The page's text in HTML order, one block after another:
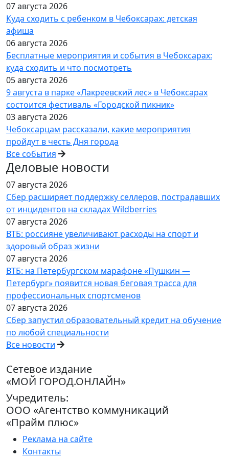
07 августа 2026
Куда сходить с ребенком в Чебоксарах: детская
афиша
06 августа 2026
Бесплатные мероприятия и события в Чебоксарах:
куда сходить и что посмотреть
05 августа 2026
9 августа в парке «Лакреевский лес» в Чебоксарах
состоится фестиваль «Городской пикник»
03 августа 2026
Чебоксарцам рассказали, какие мероприятия
пройдут в честь Дня города
Все события
Деловые новости
07 августа 2026
Сбер расширяет поддержку селлеров, пострадавших
от инцидентов на складах Wildberries
07 августа 2026
ВТБ: россияне увеличивают расходы на спорт и
здоровый образ жизни
07 августа 2026
ВТБ: на Петербургском марафоне «Пушкин —
Петербург» появится новая беговая трасса для
профессиональных спортсменов
07 августа 2026
Сбер запустил образовательный кредит на обучение
по любой специальности
Все новости
Сетевое издание
«МОЙ ГОРОД.ОНЛАЙН»
Учредитель:
ООО «Агентство коммуникаций
«Прайм плюс»
Реклама на сайте
Контакты